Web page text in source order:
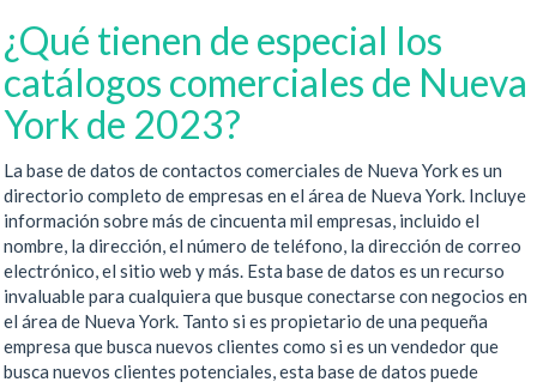
¿Qué tienen de especial los
catálogos comerciales de Nueva
York de 2023?
La base de datos de contactos comerciales de Nueva York es un
directorio completo de empresas en el área de Nueva York. Incluye
información sobre más de cincuenta mil empresas, incluido el
nombre, la dirección, el número de teléfono, la dirección de correo
electrónico, el sitio web y más. Esta base de datos es un recurso
invaluable para cualquiera que busque conectarse con negocios en
el área de Nueva York. Tanto si es propietario de una pequeña
empresa que busca nuevos clientes como si es un vendedor que
busca nuevos clientes potenciales, esta base de datos puede